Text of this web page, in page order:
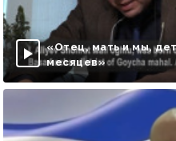
«Отец, мать и мы,
месяцев»